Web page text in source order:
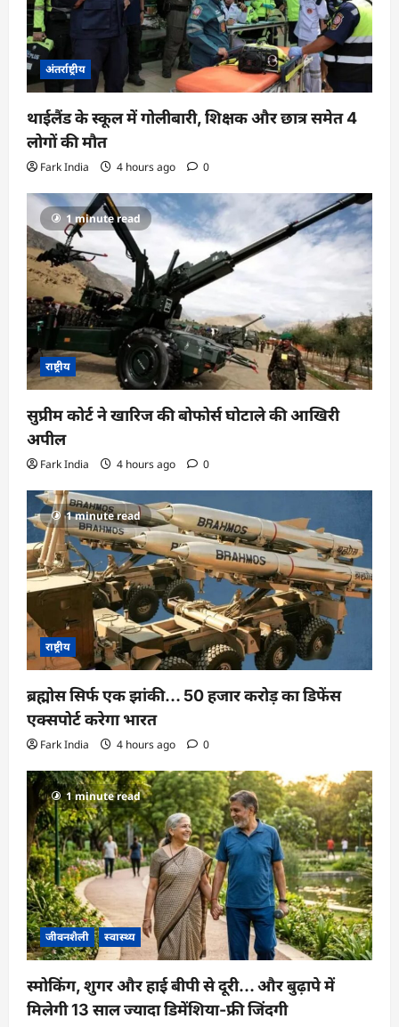
अंतर्राष्ट्रीय
थाईलैंड के स्कूल में गोलीबारी, शिक्षक और छात्र समेत 4
लोगों की मौत
Fark India 4 hours ago 0
1 minute read
राष्ट्रीय
सुप्रीम कोर्ट ने खारिज की बोफोर्स घोटाले की आखिरी
अपील
Fark India 4 hours ago 0
1 minute read
राष्ट्रीय
ब्रह्मोस सिर्फ एक झांकी… 50 हजार करोड़ का डिफेंस
एक्सपोर्ट करेगा भारत
Fark India 4 hours ago 0
1 minute read
जीवनशैली स्वास्थ्य
स्मोकिंग, शुगर और हाई बीपी से दूरी… और बुढ़ापे में
मिलेगी 13 साल ज्यादा डिमेंशिया-फ्री जिंदगी